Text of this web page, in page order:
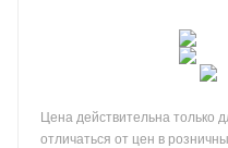
Цена действительна только
отличаться от цен в